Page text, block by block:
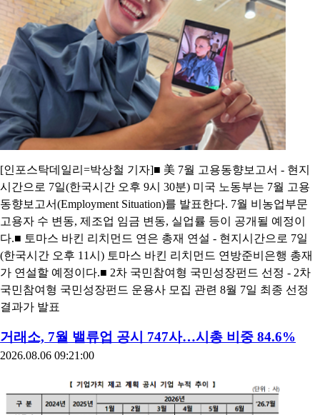
[인포스탁데일리=박상철 기자]■ 美 7월 고용동향보고서 - 현지
시간으로 7일(한국시간 오후 9시 30분) 미국 노동부는 7월 고용
동향보고서(Employment Situation)를 발표한다. 7월 비농업부문
고용자 수 변동, 제조업 임금 변동, 실업률 등이 공개될 예정이
다.■ 토마스 바킨 리치먼드 연은 총재 연설 - 현지시간으로 7일
(한국시간 오후 11시) 토마스 바킨 리치먼드 연방준비은행 총재
가 연설할 예정이다.■ 2차 국민참여형 국민성장펀드 선정 - 2차
국민참여형 국민성장펀드 운용사 모집 관련 8월 7일 최종 선정
결과가 발표
거래소, 7월 밸류업 공시 747사…시총 비중 84.6%
2026.08.06 09:21:00